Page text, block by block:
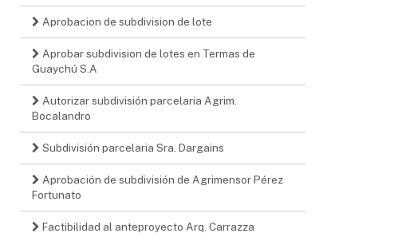
Aprobacion de subdivision de lote
Aprobar subdivision de lotes en Termas de
Guaychú S.A
Autorizar subdivisión parcelaria Agrim.
Bocalandro
Subdivisión parcelaria Sra. Dargains
Aprobación de subdivisión de Agrimensor Pérez
Fortunato
Factibilidad al anteproyecto Arq. Carrazza